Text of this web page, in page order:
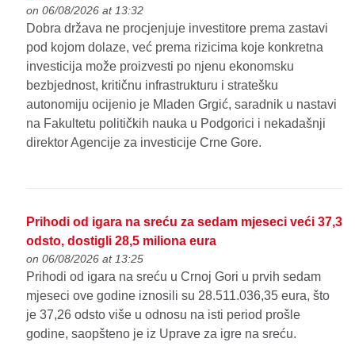
on 06/08/2026 at 13:32
Dobra država ne procjenjuje investitore prema zastavi
pod kojom dolaze, već prema rizicima koje konkretna
investicija može proizvesti po njenu ekonomsku
bezbjednost, kritičnu infrastrukturu i stratešku
autonomiju ocijenio je Mladen Grgić, saradnik u nastavi
na Fakultetu političkih nauka u Podgorici i nekadašnji
direktor Agencije za investicije Crne Gore.
Prihodi od igara na sreću za sedam mjeseci veći 37,3
odsto, dostigli 28,5 miliona eura
on 06/08/2026 at 13:25
Prihodi od igara na sreću u Crnoj Gori u prvih sedam
mjeseci ove godine iznosili su 28.511.036,35 eura, što
je 37,26 odsto više u odnosu na isti period prošle
godine, saopšteno je iz Uprave za igre na sreću.